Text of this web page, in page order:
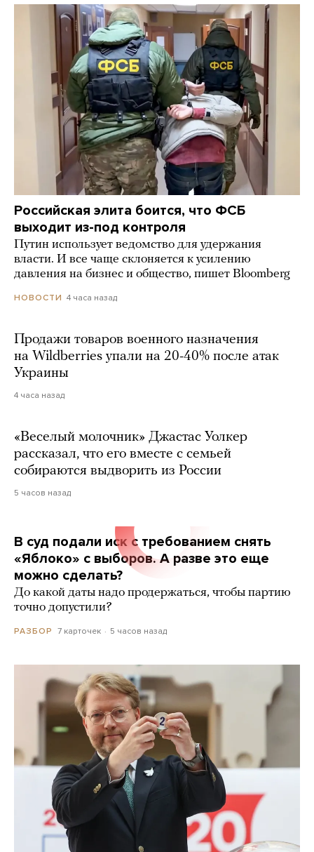
Российская элита боится, что ФСБ
выходит из-под контроля
Путин использует ведомство для удержания
власти. И все чаще склоняется к усилению
давления на бизнес и общество, пишет Bloomberg
НОВОСТИ 4 часа назад
Продажи товаров военного назначения
на Wildberries упали на 20-40% после атак
Украины
4 часа назад
«Веселый молочник» Джастас Уолкер
рассказал, что его вместе с семьей
собираются выдворить из России
5 часов назад
В суд подали иск с требованием снять
«Яблоко» с выборов. А разве это еще
можно сделать?
До какой даты надо продержаться, чтобы партию
точно допустили?
РАЗБОР 7 карточек 5 часов назад